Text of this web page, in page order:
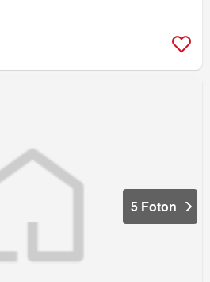
5 Foton